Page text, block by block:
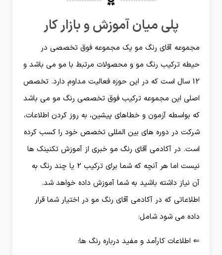
پلی میان آموزش و بازار کار
مجموعه آقای رنگ مو یک مجموعه فوق تخصصی در
حیطه ترکیب رنگ مو و محصولات مرتبط با مو می باشد و
12 سال است که در این حوزه فعالیت مداوم دارد. تخصص
اصلی این مجموعه ترکیب فوق تخصصی رنگ مو می باشد
که بواسطه آزمون و خطاهای پیشین، به روز کردن اطلاعات،
شرکت در دوره های بین المللی تخصص خود را کسب کرده
است. در آکادمی آقای رنگ مو خبری از آموزش تکنینک ها
نیست اما هر آنچه که شما برای ترکیب 2 یا چند رنگ به
آن نیاز داشته باشید به شما آموزش داده خواهد شد.
اطلاعاتی که در آکادمی آقای رنگ مو در اختیار شما قرار
داده می شود شامل:
⇐ اطلاعات کارآمد و مفید درباره رنگ ها: